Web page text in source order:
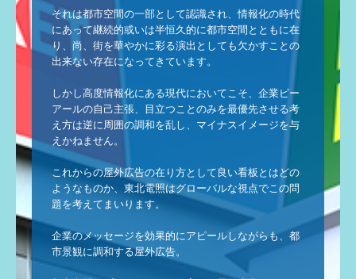
それは都市空間の一部として認識され、情報化の時代
にあって継続的或いは半恒久的に都市空間とともに在
り、尚、街を華やかに彩る演出としても欠かすことの
出来ない存在になってきています。
しかし高度情報化にある現代においてこそ、企業ピー
アールの自己主張、目立つことのみを最優先させる考
え方は逆に周囲の調和を乱し、マイナスイメージを与
えかねません。
これからの屋外広告の在り方として良い看板とはどの
ようなものか、東北電照はグローバルな視点でこの問
題を考えてまいります。
企業のメッセージを効果的にアピールしながらも、都
市景観に調和する屋外広告。